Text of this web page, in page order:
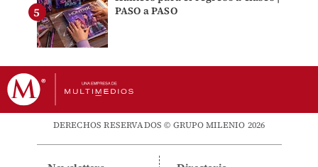
PASO a PASO
DERECHOS RESERVADOS © GRUPO MILENIO 2026